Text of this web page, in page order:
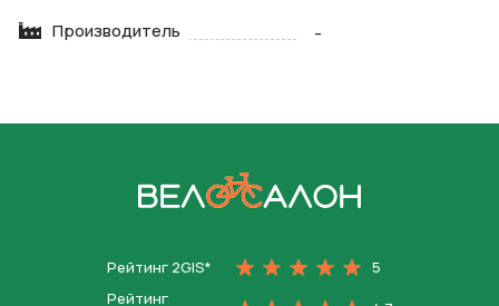
Производитель -
Рейтинг 2GIS*
5
Рейтинг